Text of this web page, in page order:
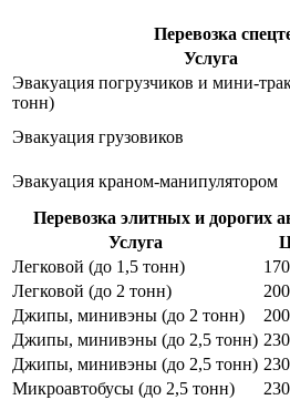
Перевозка
Услуга
Эвакуация погрузчиков и мини-
тонн)
Эвакуация грузовиков
Эвакуация краном-манипулятором
Перевозка элитных и дорогих
Услуга
Легковой (до 1,5 тонн)
Легковой (до 2 тонн)
Джипы, минивэны (до 2 тонн)
Джипы, минивэны (до 2,5 тонн)
Джипы, минивэны (до 2,5 тонн)
Микроавтобусы (до 2,5 тонн)